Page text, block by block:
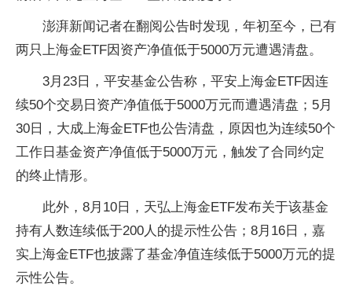
澎湃新闻记者在翻阅公告时发现，年初至今，已有
两只上海金ETF因资产净值低于5000万元遭遇清盘。
3月23日，平安基金公告称，平安上海金ETF因连
续50个交易日资产净值低于5000万元而遭遇清盘；5月
30日，大成上海金ETF也公告清盘，原因也为连续50个
工作日基金资产净值低于5000万元，触发了合同约定
的终止情形。
此外，8月10日，天弘上海金ETF发布关于该基金
持有人数连续低于200人的提示性公告；8月16日，嘉
实上海金ETF也披露了基金净值连续低于5000万元的提
示性公告。